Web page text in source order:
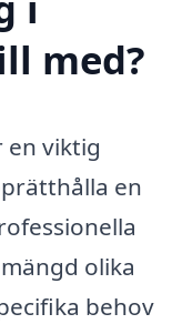
med?
viktig
en
olika
behov